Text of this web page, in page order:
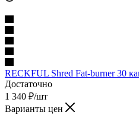
RECKFUL Shred Fat-burner 30
Достаточно
1 340 ₽/шт
Варианты цен